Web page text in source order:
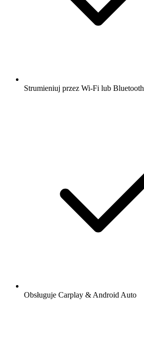
Strumieniuj przez Wi-Fi lub Bluetooth
Obsługuje Carplay & Android Auto